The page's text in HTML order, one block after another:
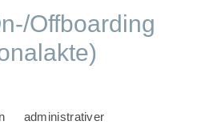
Offboarding
administrativer